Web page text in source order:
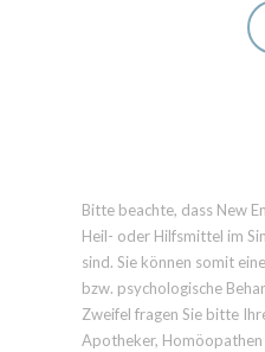
Bitte beachte, dass New
Heil- oder Hilfsmittel im
sind. Sie können somit
bzw. psychologische
Zweifel fragen Sie bitte
Apotheker,